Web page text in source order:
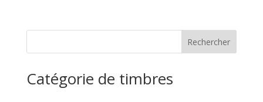
Catégorie de timbres